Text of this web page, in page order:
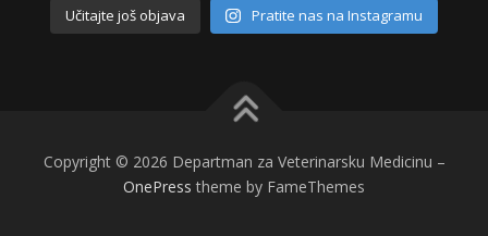
Učitajte još objava Pratite nas na Instagramu
Copyright © 2026 Departman za Veterinarsku Medicinu –
OnePress theme by FameThemes